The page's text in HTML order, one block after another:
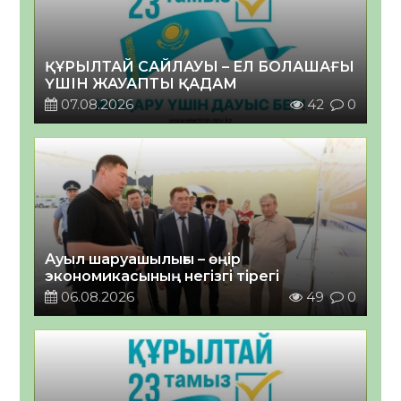
ҚҰРЫЛТАЙ САЙЛАУЫ – ЕЛ БОЛАШАҒЫ
ҮШІН ЖАУАПТЫ ҚАДАМ
07.08.2026
42 0
Ауыл шаруашылығы – өңір
экономикасының негізгі тірегі
06.08.2026
49 0